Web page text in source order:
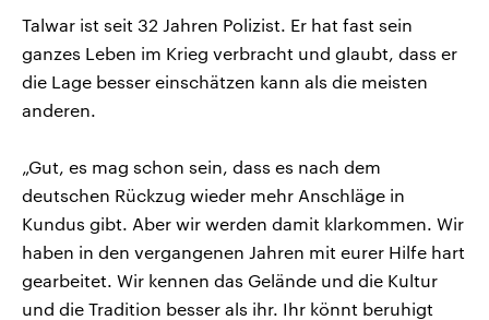
Talwar ist seit 32 Jahren Polizist. Er hat fast sein
ganzes Leben im Krieg verbracht und glaubt, dass er
die Lage besser einschätzen kann als die meisten
anderen.
„Gut, es mag schon sein, dass es nach dem
deutschen Rückzug wieder mehr Anschläge in
Kundus gibt. Aber wir werden damit klarkommen. Wir
haben in den vergangenen Jahren mit eurer Hilfe hart
gearbeitet. Wir kennen das Gelände und die Kultur
und die Tradition besser als ihr. Ihr könnt beruhigt